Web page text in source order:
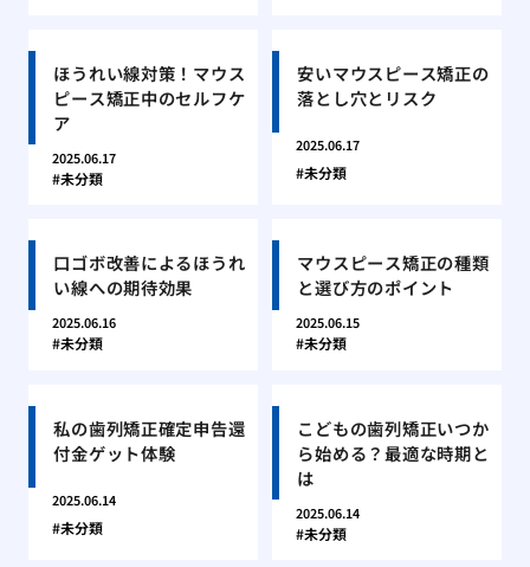
ほうれい線対策！マウス
ピース矯正中のセルフケ
ア
2025.06.17
未分類
安いマウスピース矯正の
落とし穴とリスク
2025.06.17
未分類
口ゴボ改善によるほうれ
い線への期待効果
2025.06.16
未分類
マウスピース矯正の種類
と選び方のポイント
2025.06.15
未分類
私の歯列矯正確定申告還
付金ゲット体験
2025.06.14
未分類
こどもの歯列矯正いつか
ら始める？最適な時期と
は
2025.06.14
未分類